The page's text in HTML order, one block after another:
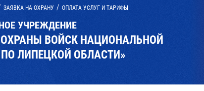
ЗАЯВКА НА ОХРАНУ ОПЛАТА УСЛУГ И ТАРИФЫ
УЧРЕЖДЕНИЕ
ВОЙСК НАЦИОНАЛЬНОЙ
ЛИПЕЦКОЙ ОБЛАСТИ»